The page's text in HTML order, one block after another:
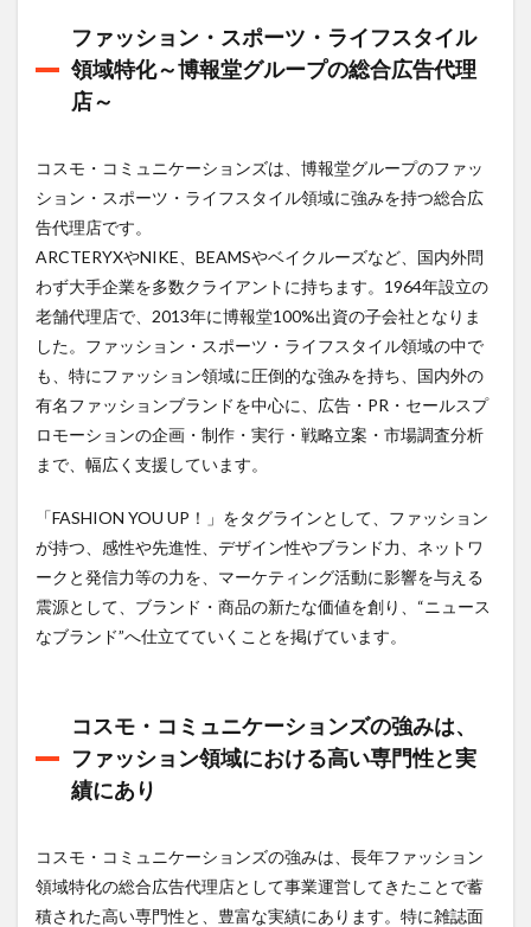
ン・
スポ
ツ・
タイ
ル領
域特
化～
博報
堂グ
ルー
プの
総合
広告
代理
店～
2
コス
ュニ
ケー
ショ
の強
み
ョン
にお
ける
高い
性と
実績
にあ
り
ファッション・スポーツ・ライフスタイル
領域特化～博報堂グループの総合広告代理
店～
コスモ・コミュニケーションズは、博報堂グループのファッ
ション・スポーツ・ライフスタイル領域に強みを持つ総合広
告代理店です。
ARCTERYXやNIKE、BEAMSやベイクルーズなど、国内外問
わず大手企業を多数クライアントに持ちます。1964年設立の
老舗代理店で、2013年に博報堂100%出資の子会社となりま
した。ファッション・スポーツ・ライフスタイル領域の中で
も、特にファッション領域に圧倒的な強みを持ち、国内外の
有名ファッションブランドを中心に、広告・PR・セールスプ
ロモーションの企画・制作・実行・戦略立案・市場調査分析
まで、幅広く支援しています。
「FASHION YOU UP！」をタグラインとして、ファッション
が持つ、感性や先進性、デザイン性やブランド力、ネットワ
ークと発信力等の力を、マーケティング活動に影響を与える
震源として、ブランド・商品の新たな価値を創り、“ニュース
なブランド”へ仕立てていくことを掲げています。
コスモ・コミュニケーションズの強みは、
ファッション領域における高い専門性と実
績にあり
コスモ・コミュニケーションズの強みは、長年ファッション
領域特化の総合広告代理店として事業運営してきたことで蓄
積された高い専門性と、豊富な実績にあります。特に雑誌面